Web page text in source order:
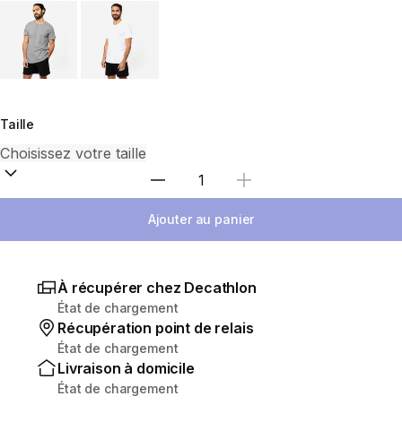
Choose a variant
Taille
Sélectionnez la quantité
Ajouter au panier
À récupérer chez Decathlon
État de chargement
Récupération point de relais
État de chargement
Livraison à domicile
État de chargement